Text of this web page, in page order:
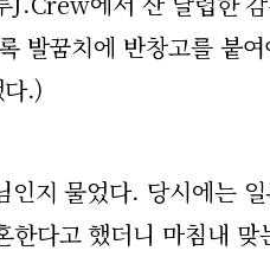
발꿈치에 반창고를 붙
.)
지 물었다. 당시에는 일
다고 했더니 마침내